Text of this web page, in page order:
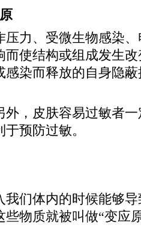
力、受微生物感染、
而使结构或组成发生
感染而释放的自身隐
，皮肤容易过敏者一
预防过敏。
们体内的时候能够导
物质就被叫做“变应